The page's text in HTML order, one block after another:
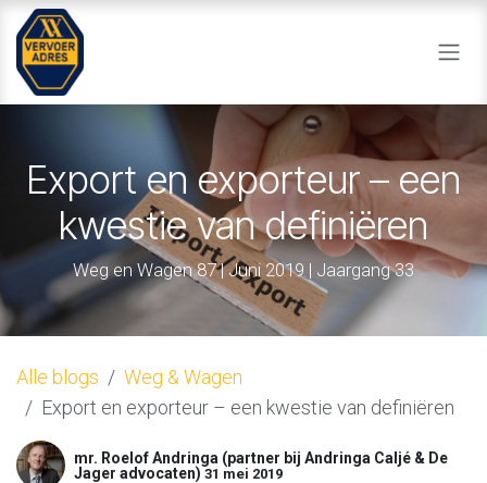
Overslaan naar inhoud
Export en exporteur – een
kwestie van definiëren
Weg en Wagen 87 | Juni 2019 | Jaargang 33
Alle blogs
Weg & Wagen
Export en exporteur – een kwestie van definiëren
mr. Roelof Andringa (partner bij Andringa Caljé & De
Jager advocaten) 31 mei 2019